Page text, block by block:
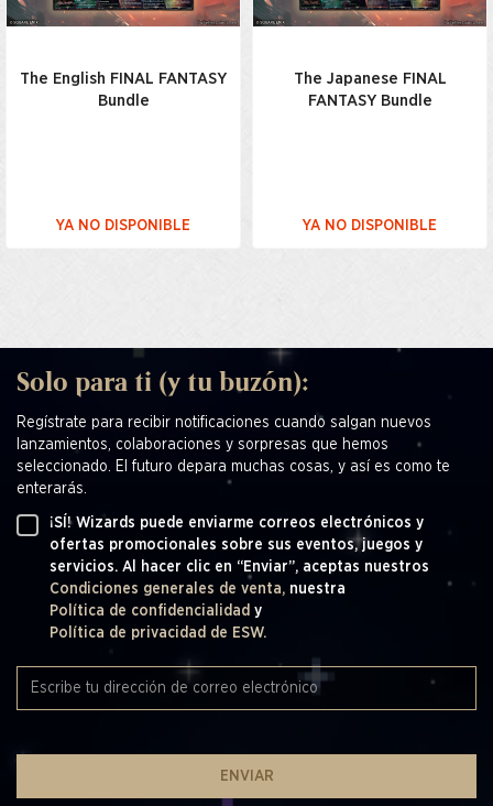
The English FINAL FANTASY
Bundle
YA NO DISPONIBLE
The Japanese FINAL
FANTASY Bundle
YA NO DISPONIBLE
Solo para ti (y tu buzón):
Regístrate para recibir notificaciones cuando salgan nuevos
lanzamientos, colaboraciones y sorpresas que hemos
seleccionado. El futuro depara muchas cosas, y así es como te
enterarás.
¡SÍ! Wizards puede enviarme correos electrónicos y
ofertas promocionales sobre sus eventos, juegos y
servicios. Al hacer clic en “Enviar”, aceptas nuestros
Condiciones generales de venta, nuestra
Política de confidencialidad y
Política de privacidad de ESW.
ENVIAR